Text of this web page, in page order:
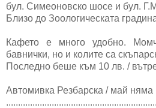
бул. Симеоновско шосе и бул.
Близо до Зоологическата
Кафето е много удобно.
бавнички, но и колите са
Последно беше към 10 лв. /
Автомивка Резбарска / май няма